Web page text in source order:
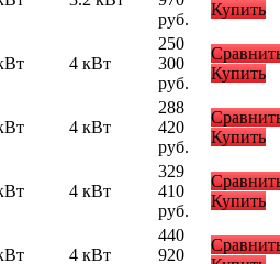
руб.
Купить
4 кВт
250
300
руб.
Купить
4 кВт
288
420
руб.
Купить
4 кВт
329
410
руб.
Купить
4 кВт
440
920